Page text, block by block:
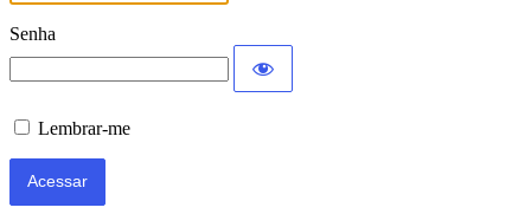
Senha
Lembrar-me